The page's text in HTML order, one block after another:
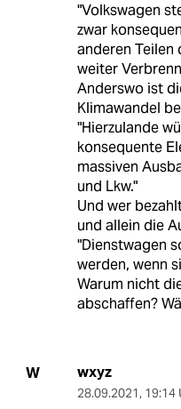
"Volkswagen
zwar
anderen Teilen
weiter
Anderswo ist
Klimawandel
"Hierzulande
konsequente
massiven
und Lkw."
Und wer
und allein die
"Dienstwagen
werden, wenn
Warum nicht
abschaffen?
W wxyz
28.09.2021, 19:14